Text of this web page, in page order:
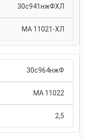
30с941нжФХЛ
МА 11021-ХЛ
30с964нжФ
МА 11022
2,5